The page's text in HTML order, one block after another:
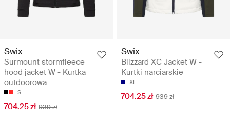
Swix
Surmount stormfleece
hood jacket W - Kurtka
outdoorowa
S
704.25 zł 939 zł
Swix
Blizzard XC Jacket W -
Kurtki narciarskie
XL
704.25 zł 939 zł